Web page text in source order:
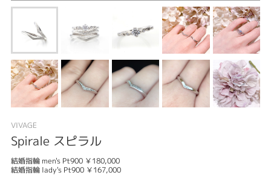
VIVAGE
Spirale スピラル
結婚指輪 men's Pt900 ￥180,000
結婚指輪 lady's Pt900 ￥167,000